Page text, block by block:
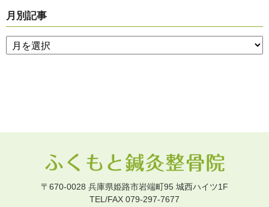
月別記事
〒670-0028 兵庫県姫路市岩端町95 城西ハイツ1F
TEL/FAX 079-297-7677